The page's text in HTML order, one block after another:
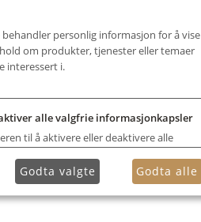
behandler personlig informasjon for å vise
om produkter, tjenester eller temaer
interessert i.
alle valgfrie informasjonkapsler
til å aktivere eller deaktivere alle
Godta valgte Godta alle